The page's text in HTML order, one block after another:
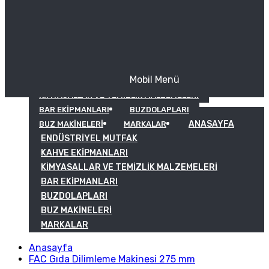
KIMYASALLAR VE TEMIZLIK MALZEMELERI
BAR EKIPMANLARI
BUZDOLAPLARI
BUZ MAKINELERI
MARKALAR
Mobil Menü
ANASAYFA
ENDÜSTRIYEL MUTFAK
KAHVE EKIPMANLARI
KIMYASALLAR VE TEMIZLIK MALZEMELERI
BAR EKIPMANLARI
BUZDOLAPLARI
BUZ MAKINELERI
MARKALAR
Anasayfa
FAC Gıda Dilimleme Makinesi 275 mm